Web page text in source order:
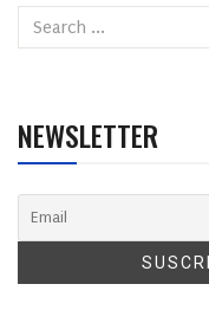
NEWSLETTER